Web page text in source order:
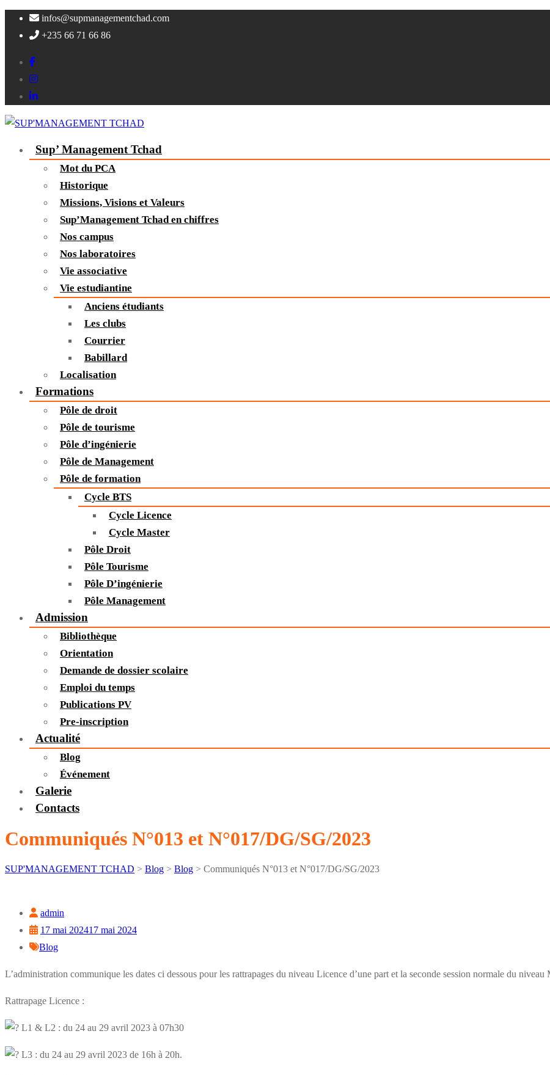
infos@supmanagementchad.com
+235 66 71 66 86
Sup’ Management Tchad
Mot du PCA
Historique
Missions, Visions et Valeurs
Sup’Management Tchad en chiffres
Nos campus
Nos laboratoires
Vie associative
Vie estudiantine
Anciens étudiants
Les clubs
Courrier
Babillard
Localisation
Formations
Pôle de droit
Pôle de tourisme
Pôle d’ingénierie
Pôle de Management
Pôle de formation
Cycle BTS
Cycle Licence
Cycle Master
Pôle Droit
Pôle Tourisme
Pôle D’ingénierie
Pôle Management
Admission
Bibliothèque
Orientation
Demande de dossier scolaire
Emploi du temps
Publications PV
Pre-inscription
Actualité
Blog
Événement
Galerie
Contacts
Communiqués N°013 et N°017/DG/SG/2023
SUP'MANAGEMENT TCHAD > Blog > Blog > Communiqués N°013 et N°017/DG/SG/2023
admin
17 mai 202417 mai 2024
Blog
L’administration communique les dates ci dessous pour les rattrapages du niveau Licence d’une part et la seconde session normale du niveau
Rattrapage Licence :
L1 & L2 : du 24 au 29 avril 2023 à 07h30
L3 : du 24 au 29 avril 2023 de 16h à 20h.